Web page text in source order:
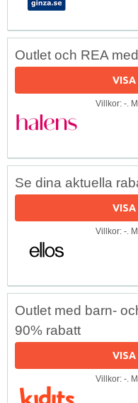
Outlet och REA
VISA
Villkor: -.
Se dina aktuella
VISA
Villkor: -.
Outlet med barn-
90% rabatt
VISA
Villkor: -.